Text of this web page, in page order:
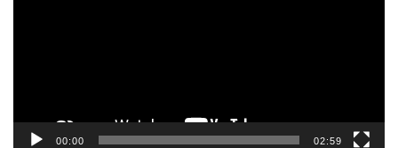
00:00 02:59